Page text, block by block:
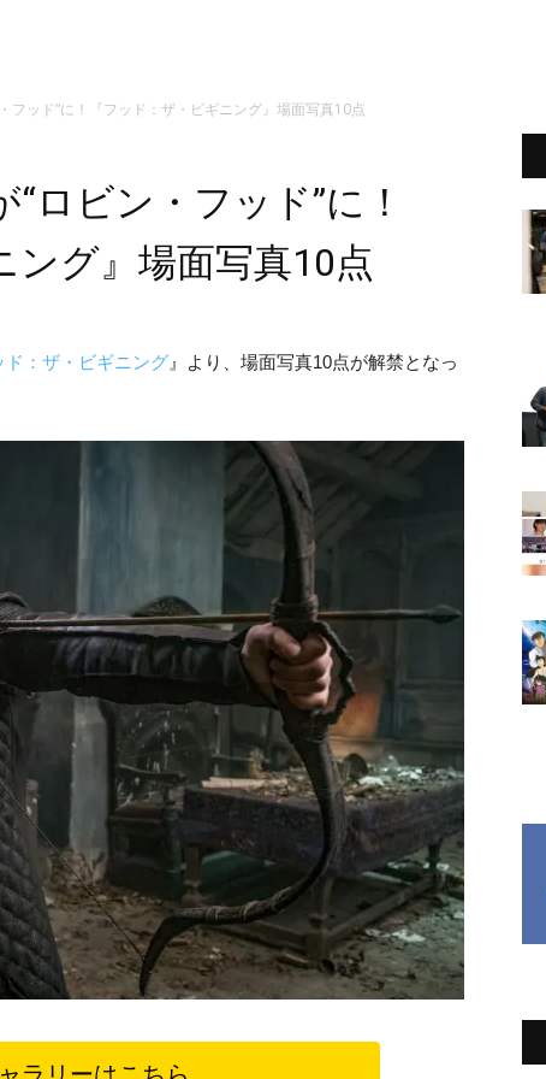
フッド”に！『フッド：ザ・ビギニング』場面写真10点
ロビン・フッド”に！
グ』場面写真10点
ド：ザ・ビギニング 』より、場面写真10点が解禁となっ